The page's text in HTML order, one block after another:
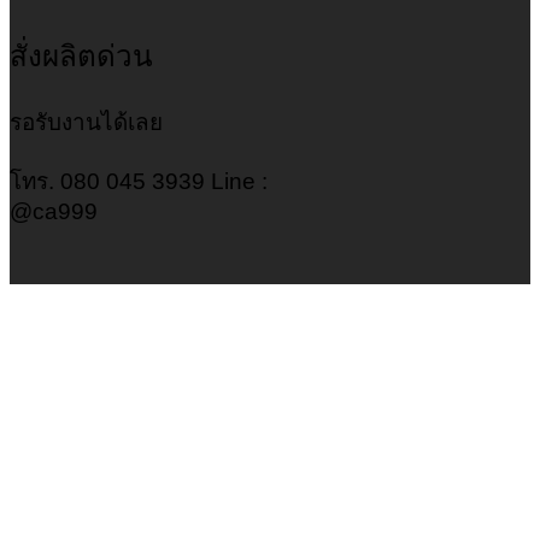
สั่งผลิตด่วน
รอรับงานได้เลย
โทร. 080 045 3939 Line :
@ca999